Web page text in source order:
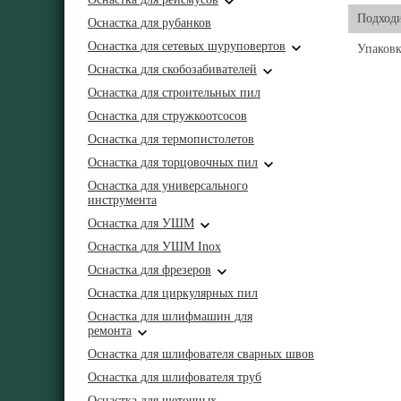
Оснастка для рубанков
Оснастка для сетевых шуруповертов
Оснастка для скобозабивателей
Оснастка для строительных пил
Оснастка для стружкоотсосов
Оснастка для термопистолетов
Оснастка для торцовочных пил
Оснастка для универсального
инструмента
Оснастка для УШМ
Оснастка для УШМ Inox
Оснастка для фрезеров
Оснастка для циркулярных пил
Оснастка для шлифмашин для
ремонта
Оснастка для шлифователя сварных швов
Оснастка для шлифователя труб